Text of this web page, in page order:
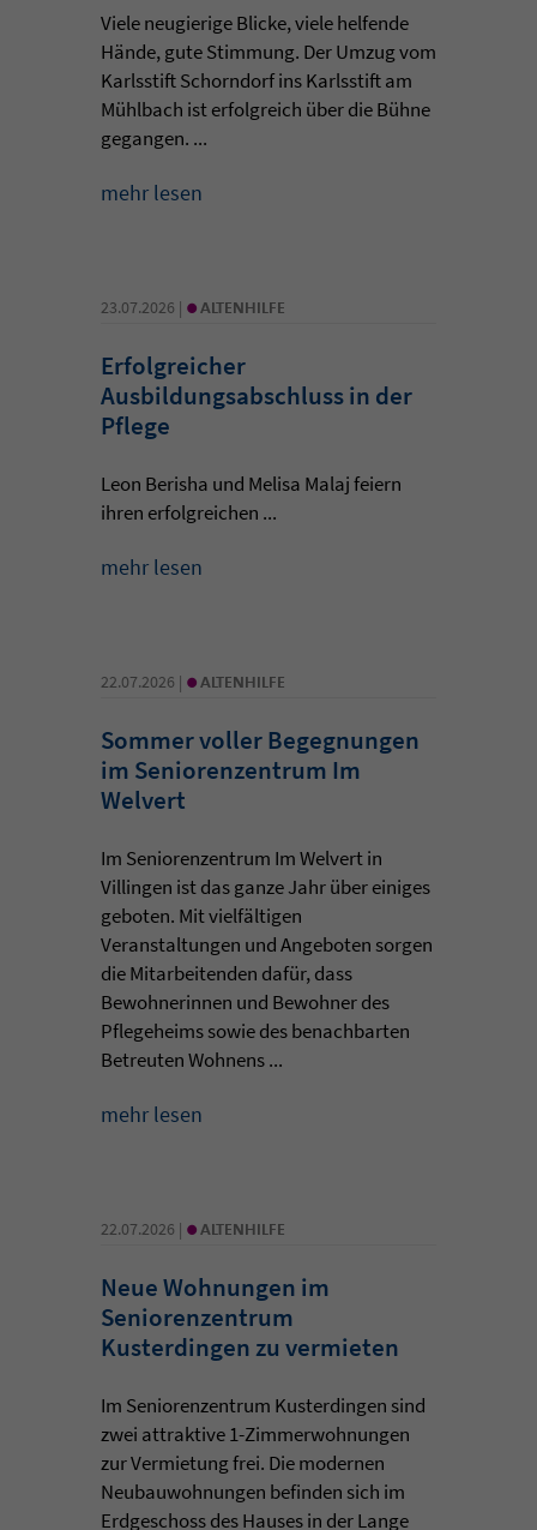
Viele neugierige Blicke, viele helfende
Hände, gute Stimmung. Der Umzug vom
Karlsstift Schorndorf ins Karlsstift am
Mühlbach ist erfolgreich über die Bühne
gegangen. ...
mehr lesen
23.07.2026 | • ALTENHILFE
Erfolgreicher
Ausbildungsabschluss in der
Pflege
Leon Berisha und Melisa Malaj feiern
ihren erfolgreichen ...
mehr lesen
22.07.2026 | • ALTENHILFE
Sommer voller Begegnungen
im Seniorenzentrum Im
Welvert
Im Seniorenzentrum Im Welvert in
Villingen ist das ganze Jahr über einiges
geboten. Mit vielfältigen
Veranstaltungen und Angeboten sorgen
die Mitarbeitenden dafür, dass
Bewohnerinnen und Bewohner des
Pflegeheims sowie des benachbarten
Betreuten Wohnens ...
mehr lesen
22.07.2026 | • ALTENHILFE
Neue Wohnungen im
Seniorenzentrum
Kusterdingen zu vermieten
Im Seniorenzentrum Kusterdingen sind
zwei attraktive 1-Zimmerwohnungen
zur Vermietung frei. Die modernen
Neubauwohnungen befinden sich im
Erdgeschoss des Hauses in der Lange